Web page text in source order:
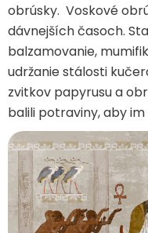
obrúsky. Voskové
dávnejších časoch.
balzamovanie,
udržanie stálosti
zvitkov papyrusu a
balili potraviny, aby